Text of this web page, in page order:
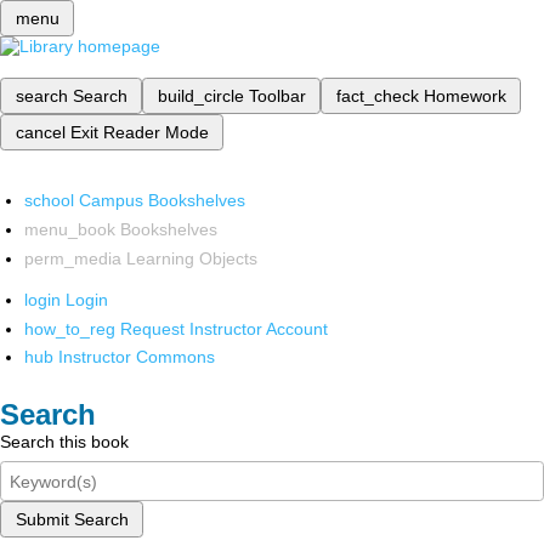
menu
search Search build_circle Toolbar fact_check Homework
cancel Exit Reader Mode
school Campus Bookshelves
menu_book Bookshelves
perm_media Learning Objects
login Login
how_to_reg Request Instructor Account
hub Instructor Commons
Search
Search this book
Submit Search